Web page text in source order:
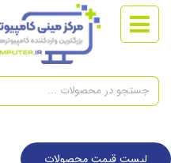
لیست قیمت محصولات